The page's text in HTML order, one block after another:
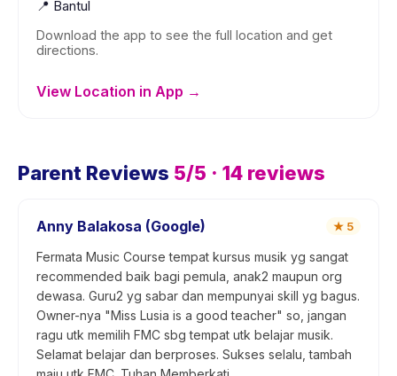
📍 Bantul
Download the app to see the full location and get
directions.
View Location in App →
Parent Reviews 5/5 · 14 reviews
Anny Balakosa (Google) ★ 5
Fermata Music Course tempat kursus musik yg sangat
recommended baik bagi pemula, anak2 maupun org
dewasa. Guru2 yg sabar dan mempunyai skill yg bagus.
Owner-nya "Miss Lusia is a good teacher" so, jangan
ragu utk memilih FMC sbg tempat utk belajar musik.
Selamat belajar dan berproses. Sukses selalu, tambah